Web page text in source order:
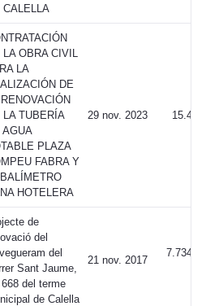
CALELLA
LA OBRA CIVIL
LA
DE
RENOVACIÓN
LA TUBERÍA
AGUA
PLAZA
FABRA Y
HOTELERA
29 nov. 2023
de
del
del
Sant Jaume,
del terme
de Calella
21 nov. 2017